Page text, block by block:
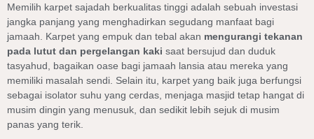
Memilih karpet sajadah berkualitas tinggi adalah sebuah investasi
jangka panjang yang menghadirkan segudang manfaat bagi
jamaah. Karpet yang empuk dan tebal akan mengurangi tekanan
pada lutut dan pergelangan kaki saat bersujud dan duduk
tasyahud, bagaikan oase bagi jamaah lansia atau mereka yang
memiliki masalah sendi. Selain itu, karpet yang baik juga berfungsi
sebagai isolator suhu yang cerdas, menjaga masjid tetap hangat di
musim dingin yang menusuk, dan sedikit lebih sejuk di musim
panas yang terik.